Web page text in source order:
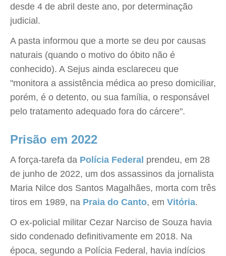
desde 4 de abril deste ano, por determinação
judicial.
A pasta informou que a morte se deu por causas
naturais (quando o motivo do óbito não é
conhecido). A Sejus ainda esclareceu que
"monitora a assistência médica ao preso domiciliar,
porém, é o detento, ou sua família, o responsável
pelo tratamento adequado fora do cárcere".
Prisão em 2022
A força-tarefa da Polícia Federal prendeu, em 28
de junho de 2022, um dos assassinos da jornalista
Maria Nilce dos Santos Magalhães, morta com três
tiros em 1989, na Praia do Canto, em Vitória.
O ex-policial militar Cezar Narciso de Souza havia
sido condenado definitivamente em 2018. Na
época, segundo a Polícia Federal, havia indícios